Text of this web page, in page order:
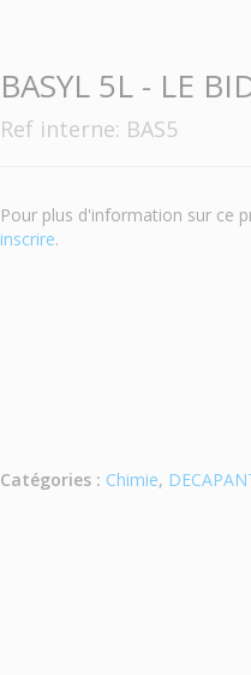
BASYL 5L - LE
Ref interne: BAS5
Pour plus d'information sur ce
inscrire.
Catégories : Chimie,